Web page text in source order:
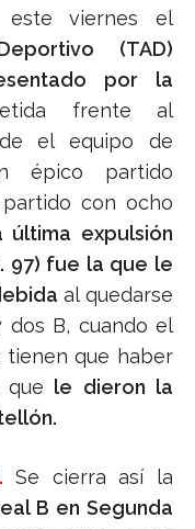
viernes el
(TAD)
por la
frente al
el equipo de
épico partido
con ocho
última expulsión
97) fue la que le
al quedarse
dos B, cuando el
tienen que haber
que le dieron la
Se cierra así la
B en Segunda